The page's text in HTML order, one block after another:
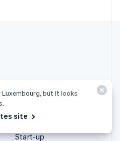
Grandes entreprises
Start-up
Luxembourg, but it looks
site